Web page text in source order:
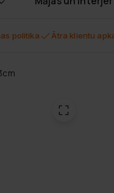
politika Ātra klientu